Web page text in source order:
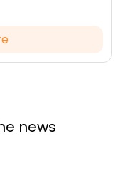
news